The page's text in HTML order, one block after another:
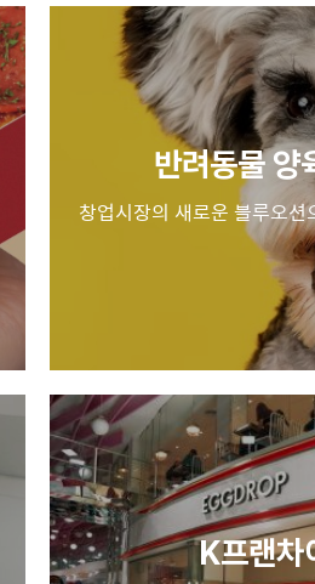
반려동물
창업시장의 새로운 블루오
K프랜차